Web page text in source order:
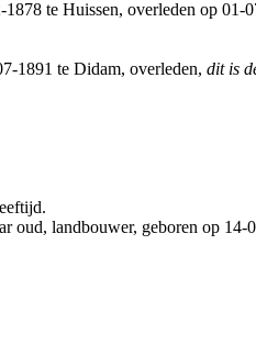
te Huissen, overleden op
1891 te Didam, overleden, dit is
oud, landbouwer, geboren op